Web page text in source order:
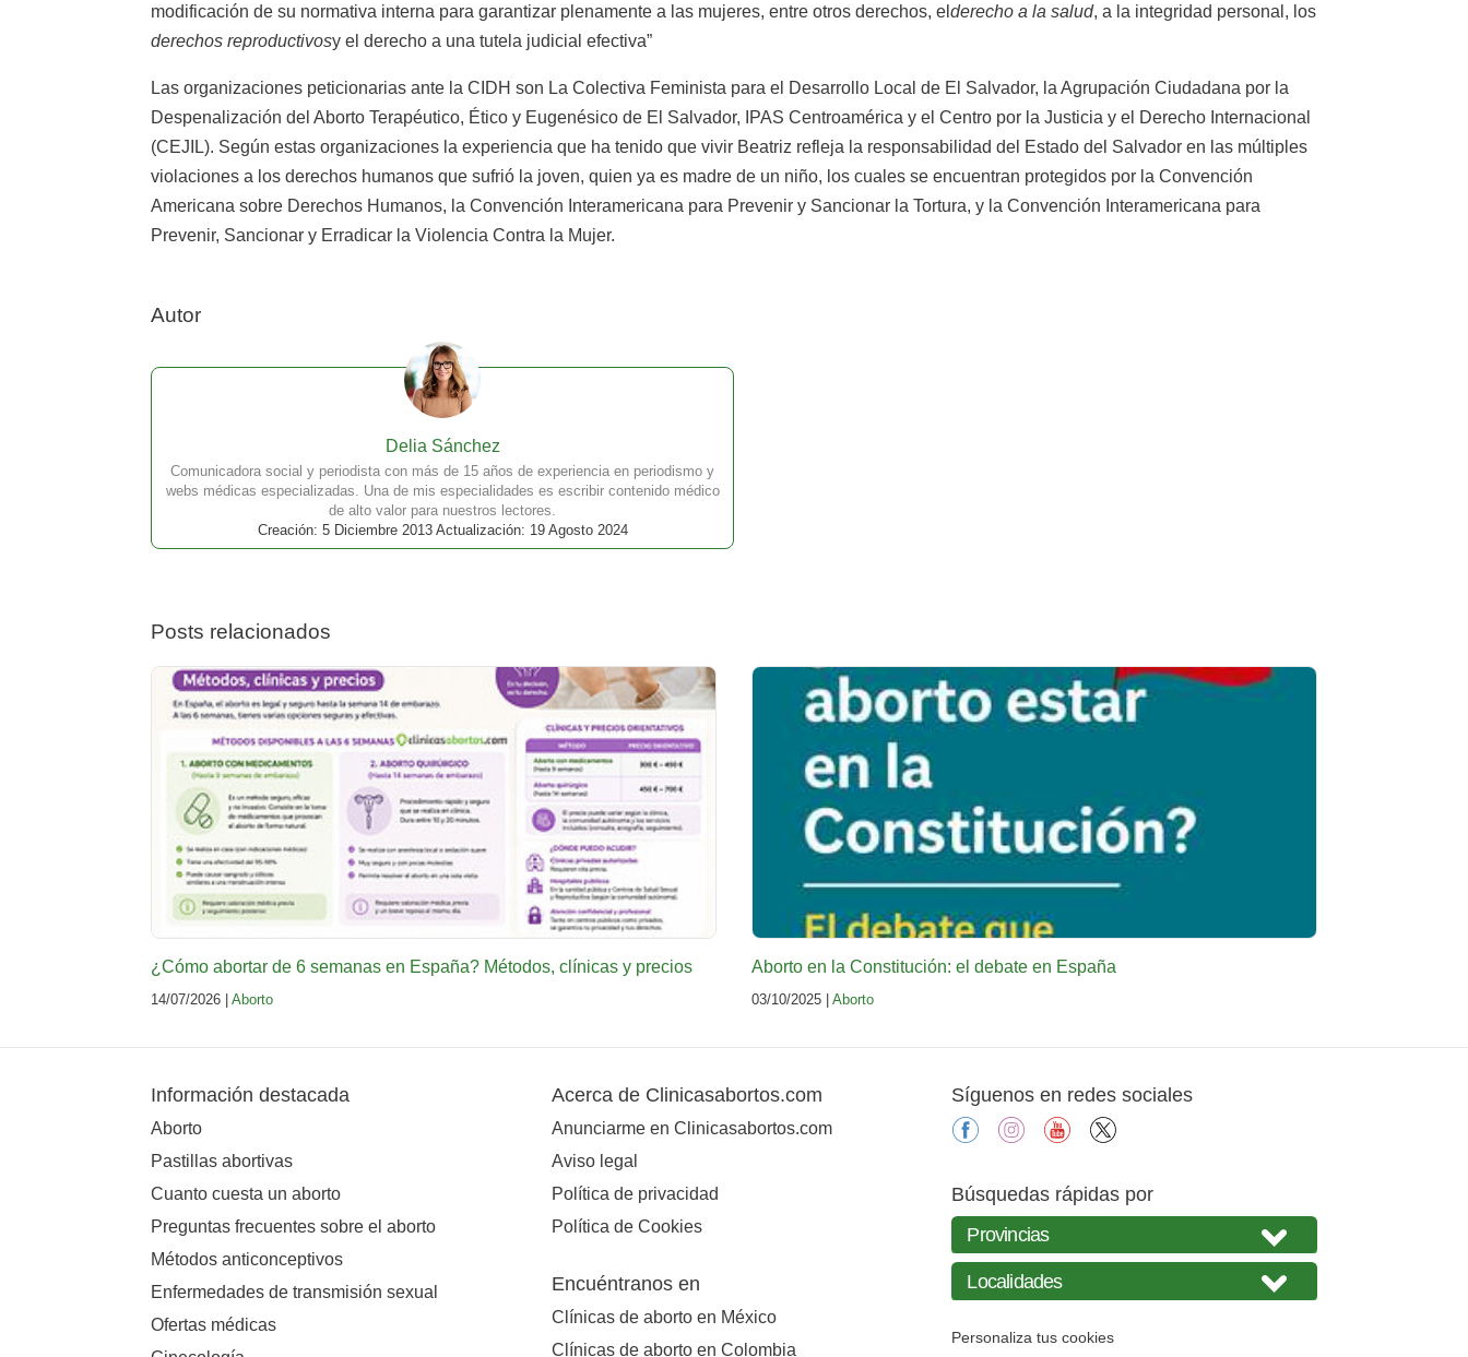
modificación de su normativa interna para garantizar plenamente a las mujeres, entre otros derechos, el derecho a la salud, a la integridad personal, los
derechos reproductivosy el derecho a una tutela judicial efectiva”
Las organizaciones peticionarias ante la CIDH son La Colectiva Feminista para el Desarrollo Local de El Salvador, la Agrupación Ciudadana por la
Despenalización del Aborto Terapéutico, Ético y Eugenésico de El Salvador, IPAS Centroamérica y el Centro por la Justicia y el Derecho Internacional
(CEJIL). Según estas organizaciones la experiencia que ha tenido que vivir Beatriz refleja la responsabilidad del Estado del Salvador en las múltiples
violaciones a los derechos humanos que sufrió la joven, quien ya es madre de un niño, los cuales se encuentran protegidos por la Convención
Americana sobre Derechos Humanos, la Convención Interamericana para Prevenir y Sancionar la Tortura, y la Convención Interamericana para
Prevenir, Sancionar y Erradicar la Violencia Contra la Mujer.
Autor
Delia Sánchez
Comunicadora social y periodista con más de 15 años de experiencia en periodismo y
webs médicas especializadas. Una de mis especialidades es escribir contenido médico
de alto valor para nuestros lectores.
Creación: 5 Diciembre 2013 Actualización: 19 Agosto 2024
Posts relacionados
¿Cómo abortar de 6 semanas en España? Métodos, clínicas y precios
14/07/2026 | Aborto
Aborto en la Constitución: el debate en España
03/10/2025 | Aborto
Información destacada
Aborto
Pastillas abortivas
Cuanto cuesta un aborto
Preguntas frecuentes sobre el aborto
Métodos anticonceptivos
Enfermedades de transmisión sexual
Ofertas médicas
Acerca de Clinicasabortos.com
Anunciarme en Clinicasabortos.com
Aviso legal
Política de privacidad
Política de Cookies
Encuéntranos en
Clínicas de aborto en México
Clínicas de aborto en Colombia
Síguenos en redes sociales
facebookinstagramyoutube
Búsquedas rápidas por
Personaliza tus cookies